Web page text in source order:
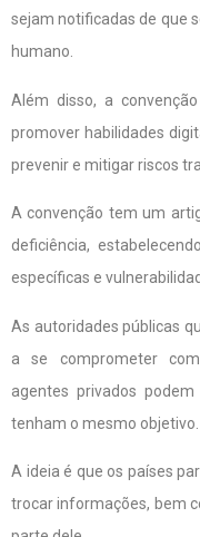
sejam notificadas de que
humano.
Além disso, a
promover habilidades
prevenir e mitigar riscos
A convenção tem um
deficiência,
específicas e
As autoridades públicas
a se comprometer
agentes privados
tenham o mesmo objetivo.
A ideia é que os países
trocar informações, bem